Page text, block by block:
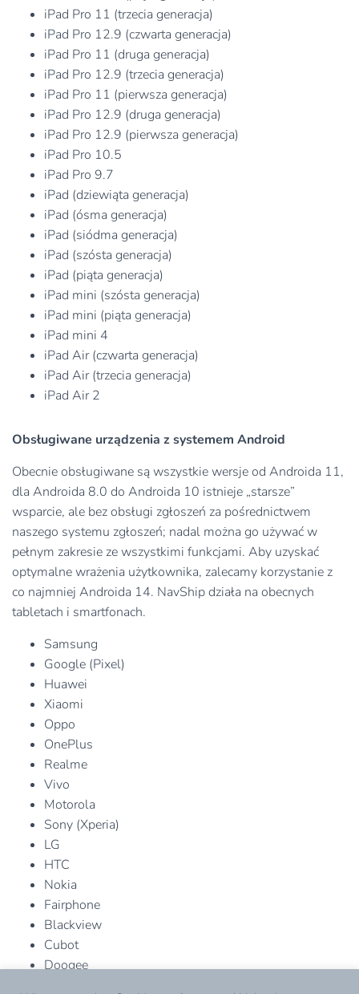
iPad Pro 11 (trzecia generacja)
iPad Pro 12.9 (czwarta generacja)
iPad Pro 11 (druga generacja)
iPad Pro 12.9 (trzecia generacja)
iPad Pro 11 (pierwsza generacja)
iPad Pro 12.9 (druga generacja)
iPad Pro 12.9 (pierwsza generacja)
iPad Pro 10.5
iPad Pro 9.7
iPad (dziewiąta generacja)
iPad (ósma generacja)
iPad (siódma generacja)
iPad (szósta generacja)
iPad (piąta generacja)
iPad mini (szósta generacja)
iPad mini (piąta generacja)
iPad mini 4
iPad Air (czwarta generacja)
iPad Air (trzecia generacja)
iPad Air 2
Obsługiwane urządzenia z systemem Android
Obecnie obsługiwane są wszystkie wersje od Androida 11,
dla Androida 8.0 do Androida 10 istnieje „starsze”
wsparcie, ale bez obsługi zgłoszeń za pośrednictwem
naszego systemu zgłoszeń; nadal można go używać w
pełnym zakresie ze wszystkimi funkcjami. Aby uzyskać
optymalne wrażenia użytkownika, zalecamy korzystanie z
co najmniej Androida 14. NavShip działa na obecnych
tabletach i smartfonach.
Samsung
Google (Pixel)
Huawei
Xiaomi
Oppo
OnePlus
Realme
Vivo
Motorola
Sony (Xperia)
LG
HTC
Nokia
Fairphone
Blackview
Cubot
Doogee